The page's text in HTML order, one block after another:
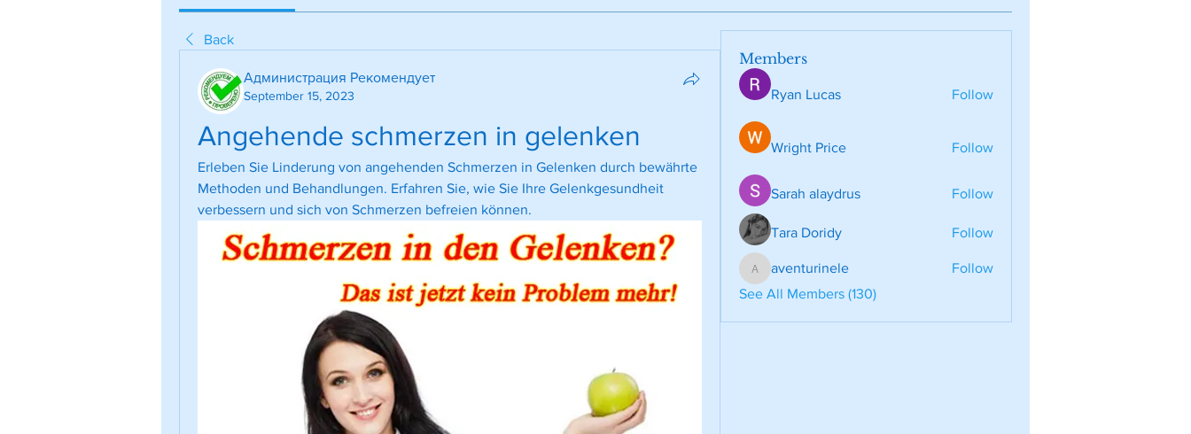
Back
Администрация Рекомендует
September 15, 2023
Angehende schmerzen in gelenken
Erleben Sie Linderung von angehenden Schmerzen in Gelenken durch bewährte
Methoden und Behandlungen. Erfahren Sie, wie Sie Ihre Gelenkgesundheit
verbessern und sich von Schmerzen befreien können.
Members
Ryan Lucas Follow
Wright Price Follow
Sarah alaydrus Follow
Tara Doridy Follow
aventurinele
aventurinele
Follow
See All Members (130)